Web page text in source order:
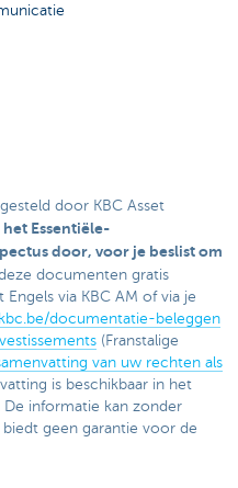
door KBC Asset
het Essentiële-
door, voor je beslist om
documenten gratis
via KBC AM of via je
documentatie-beleggen
(Franstalige
van uw rechten als
is beschikbaar in het
De informatie kan zonder
geen garantie voor de